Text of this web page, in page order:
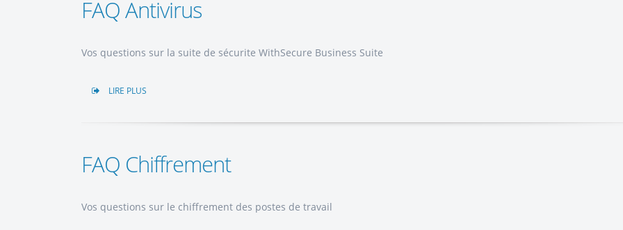
FAQ Antivirus
Vos questions sur la suite de sécurite WithSecure Business Suite
LIRE PLUS
FAQ Chiffrement
Vos questions sur le chiffrement des postes de travail